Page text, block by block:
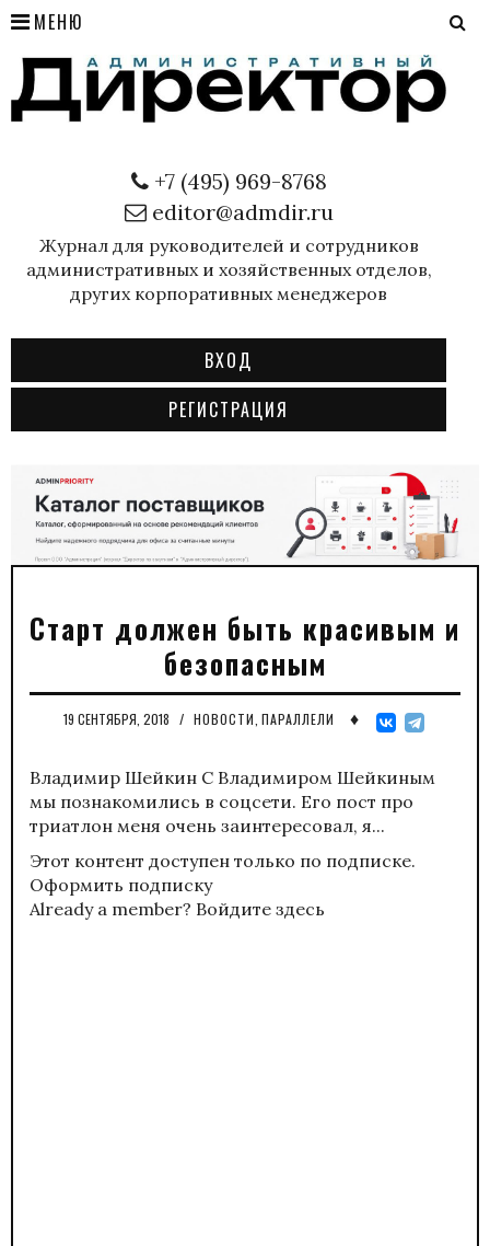
МЕНЮ
+7 (495) 969-8768
editor@admdir.ru
Журнал для руководителей и сотрудников
административных и хозяйственных отделов,
других корпоративных менеджеров
ВХОД
РЕГИСТРАЦИЯ
Старт должен быть красивым и
безопасным
19 СЕНТЯБРЯ, 2018 / НОВОСТИ ПАРАЛЛЕЛИ ♦
Владимир Шейкин C Владимиром Шейкиным
мы познакомились в соцсети. Его пост про
триатлон меня очень заинтересовал, я...
Этот контент доступен только по подписке.
Оформить подписку
Already a member? Войдите здесь